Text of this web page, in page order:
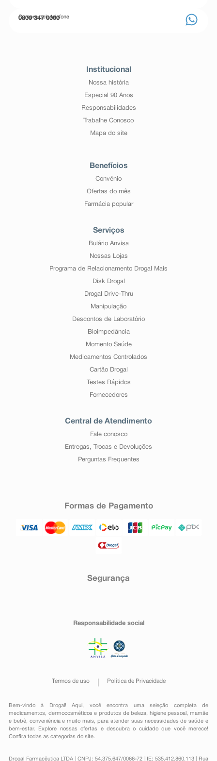
Compre pelo telefone
0800 347 0000
Institucional
Nossa história
Especial 90 Anos
Responsabilidades
Trabalhe Conosco
Mapa do site
Benefícios
Convênio
Ofertas do mês
Farmácia popular
Serviços
Bulário Anvisa
Nossas Lojas
Programa de Relacionamento Drogal Mais
Disk Drogal
Drogal Drive-Thru
Manipulação
Descontos de Laboratório
Bioimpedância
Momento Saúde
Medicamentos Controlados
Cartão Drogal
Testes Rápidos
Fornecedores
Central de Atendimento
Fale conosco
Entregas, Trocas e Devoluções
Perguntas Frequentes
Formas de Pagamento
Segurança
Responsabilidade social
Termos de uso Política de Privacidade
Bem-vindo à Drogal! Aqui, você encontra uma seleção completa de
medicamentos , dermocosméticos e produtos de beleza, higiene pessoal ,mamãe
e bebê, conveniênciae muito mais, para atender suas necessidades de saúde e
bem-estar. Explore nossas ofertas e descubra o cuidado que você merece!
Confira todas as categorias do site.
Drogal Farmacêutica LTDA | CNPJ: 54.375.647/0066-72 | IE: 535.412.860.113 | Rua